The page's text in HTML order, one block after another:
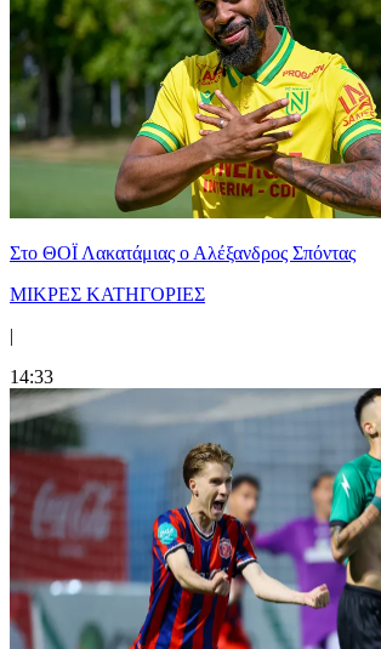
Στο ΘΟΪ Λακατάμιας ο Αλέξανδρος Σπόντας
ΜΙΚΡΕΣ ΚΑΤΗΓΟΡΙΕΣ
|
14:33